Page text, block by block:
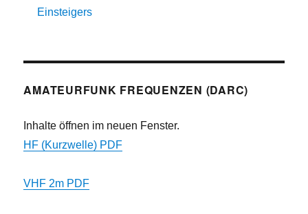
Einsteigers
AMATEURFUNK FREQUENZEN (DARC)
Inhalte öffnen im neuen Fenster.
HF (Kurzwelle) PDF
VHF 2m PDF